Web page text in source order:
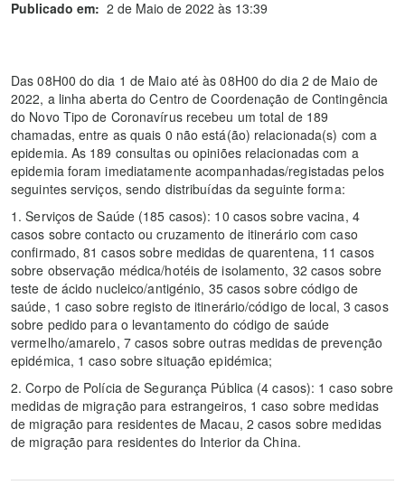
Publicado em: 2 de Maio de 2022 às 13:39
Das 08H00 do dia 1 de Maio até às 08H00 do dia 2 de Maio de
2022, a linha aberta do Centro de Coordenação de Contingência
do Novo Tipo de Coronavírus recebeu um total de 189
chamadas, entre as quais 0 não está(ão) relacionada(s) com a
epidemia. As 189 consultas ou opiniões relacionadas com a
epidemia foram imediatamente acompanhadas/registadas pelos
seguintes serviços, sendo distribuídas da seguinte forma:
1. Serviços de Saúde (185 casos): 10 casos sobre vacina, 4
casos sobre contacto ou cruzamento de itinerário com caso
confirmado, 81 casos sobre medidas de quarentena, 11 casos
sobre observação médica/hotéis de isolamento, 32 casos sobre
teste de ácido nucleico/antigénio, 35 casos sobre código de
saúde, 1 caso sobre registo de itinerário/código de local, 3 casos
sobre pedido para o levantamento do código de saúde
vermelho/amarelo, 7 casos sobre outras medidas de prevenção
epidémica, 1 caso sobre situação epidémica;
2. Corpo de Polícia de Segurança Pública (4 casos): 1 caso sobre
medidas de migração para estrangeiros, 1 caso sobre medidas
de migração para residentes de Macau, 2 casos sobre medidas
de migração para residentes do Interior da China.